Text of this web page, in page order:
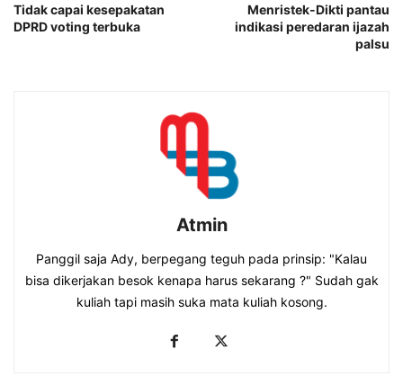
Tidak capai kesepakatan
DPRD voting terbuka
Menristek-Dikti pantau
indikasi peredaran ijazah
palsu
Atmin
Panggil saja Ady, berpegang teguh pada prinsip: "Kalau
bisa dikerjakan besok kenapa harus sekarang ?" Sudah gak
kuliah tapi masih suka mata kuliah kosong.